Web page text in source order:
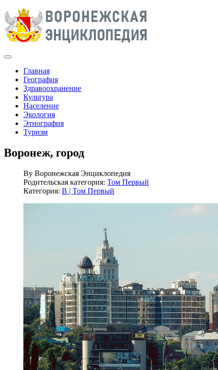
Главная
География
Здравоохранение
Культура
Население
Экология
Этнография
Туризм
Воронеж, город
By Воронежская Энциклопедия
Родительская категория: Том Первый
Категория: В | Том Первый